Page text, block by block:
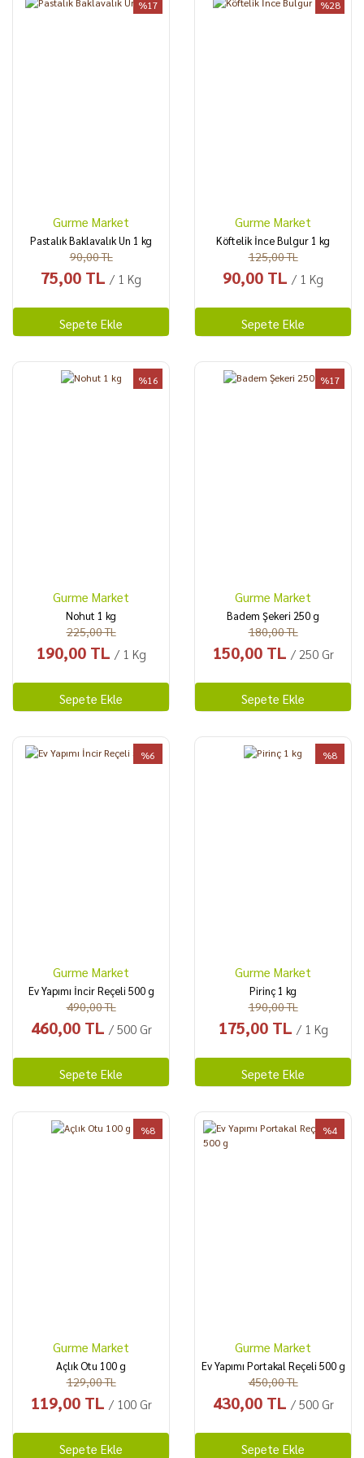
%17
Gurme Market
Pastalık Baklavalık Un 1 kg
90,00 TL
75,00 TL / 1 Kg
Sepete Ekle
%28
Gurme Market
Köftelik İnce Bulgur 1 kg
125,00 TL
90,00 TL / 1 Kg
Sepete Ekle
%16
Gurme Market
Nohut 1 kg
225,00 TL
190,00 TL / 1 Kg
Sepete Ekle
%17
Gurme Market
Badem Şekeri 250 g
180,00 TL
150,00 TL / 250 Gr
Sepete Ekle
%6
Gurme Market
Ev Yapımı İncir Reçeli 500 g
490,00 TL
460,00 TL / 500 Gr
Sepete Ekle
%8
Gurme Market
Pirinç 1 kg
190,00 TL
175,00 TL / 1 Kg
Sepete Ekle
%8
Gurme Market
Açlık Otu 100 g
129,00 TL
119,00 TL / 100 Gr
Sepete Ekle
%4
Gurme Market
Ev Yapımı Portakal Reçeli 500 g
450,00 TL
430,00 TL / 500 Gr
Sepete Ekle